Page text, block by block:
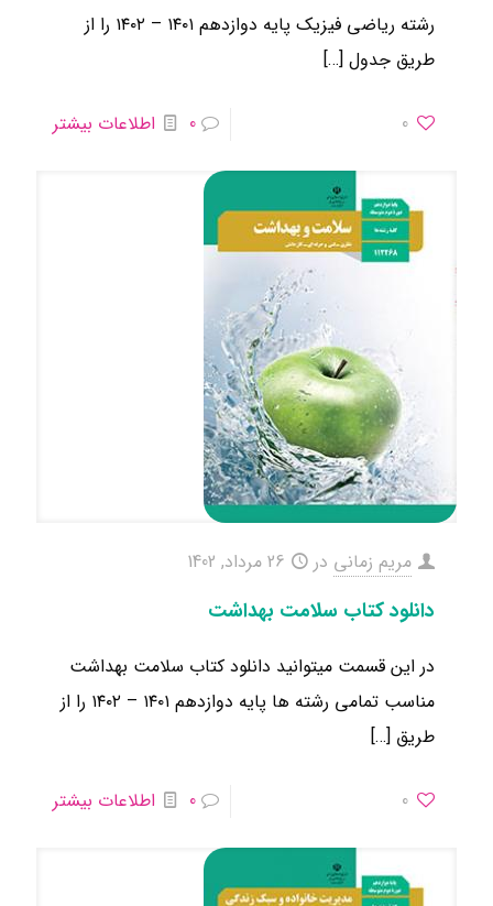
رشته ریاضی فیزیک ​پایه دوازدهم ۱۴۰۱ – ۱۴۰۲ را از
طریق جدول […]
0
0 اطلاعات بیشتر
مریم زمانی در 26 مرداد, 1402
دانلود کتاب سلامت بهداشت
در این قسمت میتوانید دانلود کتاب سلامت بهداشت
مناسب تمامی رشته ها ​پایه دوازدهم ۱۴۰۱ – ۱۴۰۲ را از
طریق […]
0
0 اطلاعات بیشتر